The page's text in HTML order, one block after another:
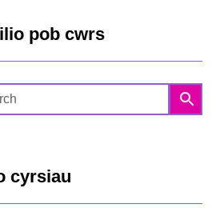
pob cwrs
cyrsiau